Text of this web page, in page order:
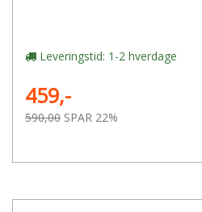
Leveringstid: 1-2 hverdage
459,-
590,00 SPAR 22%